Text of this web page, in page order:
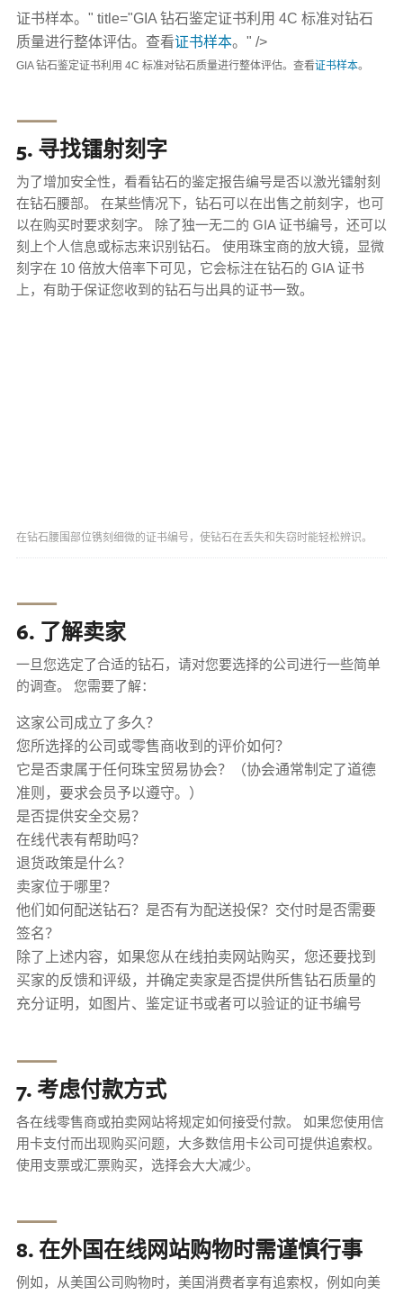
证书样本。" title="GIA 钻石鉴定证书利用 4C 标准对钻石
质量进行整体评估。查看证书样本。" />
GIA 钻石鉴定证书利用 4C 标准对钻石质量进行整体评估。查看证书样本。
⸺
5. 寻找镭射刻字
为了增加安全性，看看钻石的鉴定报告编号是否以激光镭射刻
在钻石腰部。 在某些情况下，钻石可以在出售之前刻字，也可
以在购买时要求刻字。 除了独一无二的 GIA 证书编号，还可以
刻上个人信息或标志来识别钻石。 使用珠宝商的放大镜，显微
刻字在 10 倍放大倍率下可见，它会标注在钻石的 GIA 证书
上，有助于保证您收到的钻石与出具的证书一致。
在钻石腰围部位镌刻细微的证书编号，使钻石在丢失和失窃时能轻松辨识。
⸺
6. 了解卖家
一旦您选定了合适的钻石，请对您要选择的公司进行一些简单
的调查。 您需要了解：
这家公司成立了多久？
您所选择的公司或零售商收到的评价如何？
它是否隶属于任何珠宝贸易协会？（协会通常制定了道德
准则，要求会员予以遵守。）
是否提供安全交易？
在线代表有帮助吗？
退货政策是什么？
卖家位于哪里？
他们如何配送钻石？是否有为配送投保？交付时是否需要
签名？
除了上述内容，如果您从在线拍卖网站购买，您还要找到
买家的反馈和评级，并确定卖家是否提供所售钻石质量的
充分证明，如图片、鉴定证书或者可以验证的证书编号
⸺
7. 考虑付款方式
各在线零售商或拍卖网站将规定如何接受付款。 如果您使用信
用卡支付而出现购买问题，大多数信用卡公司可提供追索权。
使用支票或汇票购买，选择会大大减少。
⸺
8. 在外国在线网站购物时需谨慎行事
例如，从美国公司购物时，美国消费者享有追索权，例如向美